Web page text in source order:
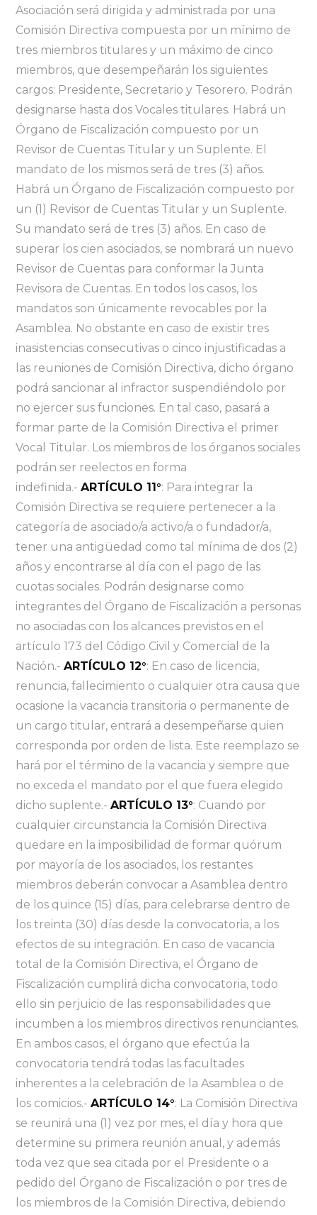
Asociación será dirigida y administrada por una
Comisión Directiva compuesta por un mínimo de
tres miembros titulares y un máximo de cinco
miembros, que desempeñarán los siguientes
cargos: Presidente, Secretario y Tesorero. Podrán
designarse hasta dos Vocales titulares. Habrá un
Órgano de Fiscalización compuesto por un
Revisor de Cuentas Titular y un Suplente. El
mandato de los mismos será de tres (3) años.
Habrá un Órgano de Fiscalización compuesto por
un (1) Revisor de Cuentas Titular y un Suplente.
Su mandato será de tres (3) años. En caso de
superar los cien asociados, se nombrará un nuevo
Revisor de Cuentas para conformar la Junta
Revisora de Cuentas. En todos los casos, los
mandatos son únicamente revocables por la
Asamblea. No obstante en caso de existir tres
inasistencias consecutivas o cinco injustificadas a
las reuniones de Comisión Directiva, dicho órgano
podrá sancionar al infractor suspendiéndolo por
no ejercer sus funciones. En tal caso, pasará a
formar parte de la Comisión Directiva el primer
Vocal Titular. Los miembros de los órganos sociales
podrán ser reelectos en forma
indefinida.-ARTÍCULO 11°: Para integrar la
Comisión Directiva se requiere pertenecer a la
categoría de asociado/a activo/a o fundador/a,
tener una antigüedad como tal mínima de dos (2)
años y encontrarse al día con el pago de las
cuotas sociales. Podrán designarse como
integrantes del Órgano de Fiscalización a personas
no asociadas con los alcances previstos en el
artículo 173 del Código Civil y Comercial de la
Nación.-ARTÍCULO 12°: En caso de licencia,
renuncia, fallecimiento o cualquier otra causa que
ocasione la vacancia transitoria o permanente de
un cargo titular, entrará a desempeñarse quien
corresponda por orden de lista. Este reemplazo se
hará por el término de la vacancia y siempre que
no exceda el mandato por el que fuera elegido
dicho suplente.-ARTÍCULO 13°: Cuando por
cualquier circunstancia la Comisión Directiva
quedare en la imposibilidad de formar quórum
por mayoría de los asociados, los restantes
miembros deberán convocar a Asamblea dentro
de los quince (15) días, para celebrarse dentro de
los treinta (30) días desde la convocatoria, a los
efectos de su integración. En caso de vacancia
total de la Comisión Directiva, el Órgano de
Fiscalización cumplirá dicha convocatoria, todo
ello sin perjuicio de las responsabilidades que
incumben a los miembros directivos renunciantes.
En ambos casos, el órgano que efectúa la
convocatoria tendrá todas las facultades
inherentes a la celebración de la Asamblea o de
los comicios.-ARTÍCULO 14°: La Comisión Directiva
se reunirá una (1) vez por mes, el día y hora que
determine su primera reunión anual, y además
toda vez que sea citada por el Presidente o a
pedido del Órgano de Fiscalización o por tres de
los miembros de la Comisión Directiva, debiendo